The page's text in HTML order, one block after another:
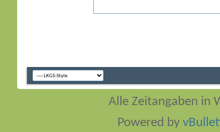
Alle Zeitangaben in
Powered by